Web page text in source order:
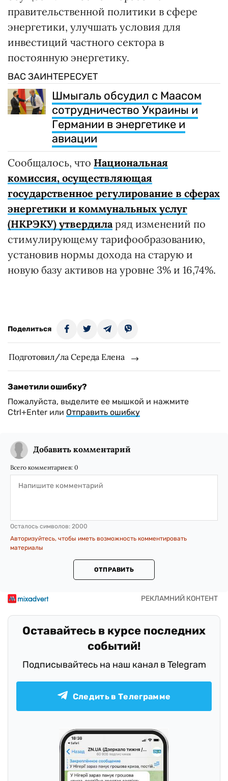
правительственной политики в сфере
энергетики, улучшать условия для
инвестиций частного сектора в
постоянную энергетику.
ВАС ЗАИНТЕРЕСУЕТ
Шмыгаль обсудил с Маасом
сотрудничество Украины и
Германии в энергетике и
авиации
Сообщалось, что Национальная
комиссия, осуществляющая
государственное регулирование в сферах
энергетики и коммунальных услуг
(НКРЭКУ) утвердиларяд изменений по
стимулирующему тарифообразованию,
установив нормы дохода на старую и
новую базу активов на уровне 3% и 16,74%.
Поделиться
Подготовил/ла Середа Елена
Заметили ошибку?
Пожалуйста, выделите ее мышкой и нажмите
Ctrl+Enter или Отправить ошибку
Добавить комментарий
Всего комментариев: 0
Осталось символов: 2000
Авторизуйтесь, чтобы иметь возможность комментировать
материалы
ОТПРАВИТЬ
Оставайтесь в курсе последних
событий!
Подписывайтесь на наш канал в Telegram
Следить в Телеграмме